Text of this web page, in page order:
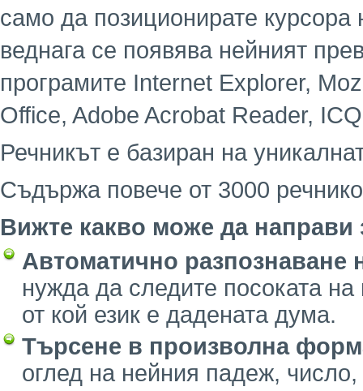
само да позиционирате
веднага се появява нейният
програмите Internet Explorer,
Office, Adobe Acrobat Reader,
Речникът е базиран на
Съдържа повече от 3000
Вижте какво може да направи
Автоматично разпознаване
нужда да следите посоката
от кой език е дадената дума.
Търсене в произволна
оглед на нейния падеж,